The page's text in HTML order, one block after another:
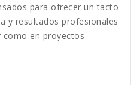
para ofrecer un tacto
y resultados profesionales
en proyectos